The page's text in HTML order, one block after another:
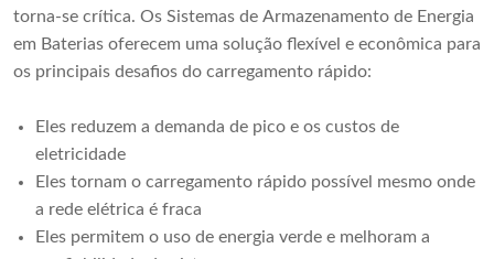
torna-se crítica. Os Sistemas de Armazenamento de Energia
em Baterias oferecem uma solução flexível e econômica para
os principais desafios do carregamento rápido:
Eles reduzem a demanda de pico e os custos de
eletricidade
Eles tornam o carregamento rápido possível mesmo onde
a rede elétrica é fraca
Eles permitem o uso de energia verde e melhoram a